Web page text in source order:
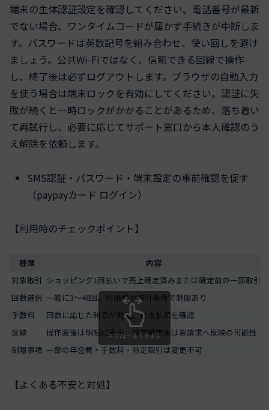
端末の生体認証設定を確認してください。電話番号が最新
でない場合、ワンタイムコードが届かず手続きが中断しま
す。パスワードは英数記号を組み合わせ、使い回しを避け
ましょう。公共Wi-Fiではなく、信頼できる回線で操作
し、終了後は必ずログアウトします。ブラウザの自動入力
を使う場合は端末ロックを有効にしてください。認証に失
敗が続くと一時ロックがかかることがあるため、落ち着い
て再試行し、必要に応じてサポート窓口から本人確認のう
え解除を依頼します。
SMS認証・パスワード・端末設定の事前確認を促す
（paypayカード ログイン）
【利用時のチェックポイント】
種類
内容
対象取引 ショッピング1回払いで売上確定済みまたは確定前の一部取引
回数選択 一般に3〜48回。利用枠や取引条件で制限あり
手数料
回数に応じた利息が発生。総支払額を確認
反映
操作直後は明細に表示。請求確定後は翌請求へ反映の可能性
制限事項 一部の年会費・手数料・特定取引は変更不可
スクロールできます
【よくある不安と対処】